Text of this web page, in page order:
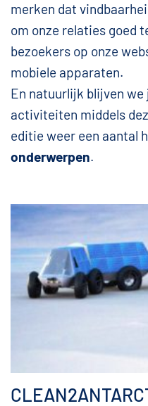
merken dat
om onze relaties goed
bezoekers op onze
mobiele apparaten.
En natuurlijk blijven
activiteiten middels
editie weer een aantal
onderwerpen.